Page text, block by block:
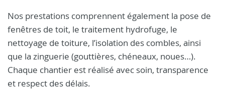
Nos prestations comprennent également la pose de
fenêtres de toit, le traitement hydrofuge, le
nettoyage de toiture, l’isolation des combles, ainsi
que la zinguerie (gouttières, chéneaux, noues…).
Chaque chantier est réalisé avec soin, transparence
et respect des délais.